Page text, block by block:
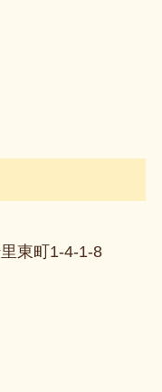
東町1-4-1-8